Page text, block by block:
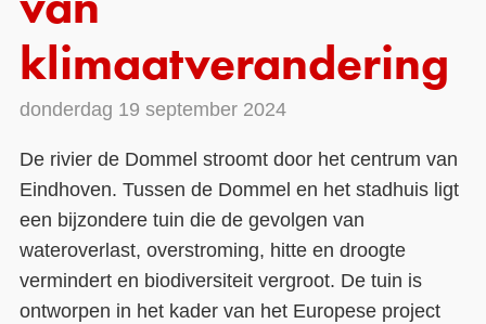
van
klimaatverandering
donderdag 19 september 2024
De rivier de Dommel stroomt door het centrum van
Eindhoven. Tussen de Dommel en het stadhuis ligt
een bijzondere tuin die de gevolgen van
wateroverlast, overstroming, hitte en droogte
vermindert en biodiversiteit vergroot. De tuin is
ontworpen in het kader van het Europese project
Contact
Over ons
LIFE-IP Klimaatadaptatie